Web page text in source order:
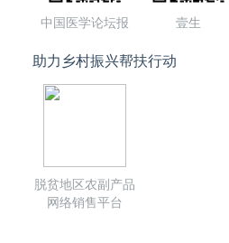
中国医学论坛报 壹生
助力乡村振兴帮扶行动
脱贫地区农副产品
网络销售平台